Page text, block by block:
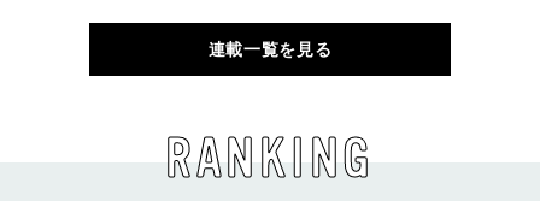
連載一覧を見る
RANKING